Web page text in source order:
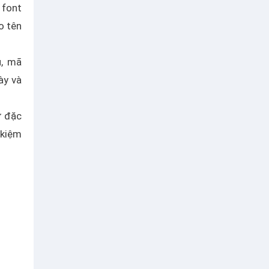
font
tên
mã
và
đặc